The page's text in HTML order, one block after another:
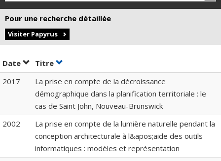
Pour une recherche détaillée
Visiter Papyrus
Date Trier par date en ordre croissant
Titre Trier par titre en ordre croissant
2017
La prise en compte de la décroissance
démographique dans la planification territoriale : le
cas de Saint John, Nouveau-Brunswick
2002
La prise en compte de la lumière naturelle pendant la
conception architecturale à l&apos;aide des outils
informatiques : modèles et représentation